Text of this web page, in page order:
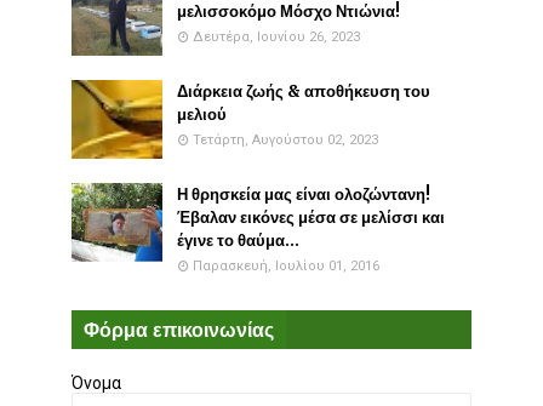
μελισσοκόμο Μόσχο Ντιώνια!
Δευτέρα, Ιουνίου 26, 2023
Διάρκεια ζωής & αποθήκευση του
μελιού
Τετάρτη, Αυγούστου 02, 2023
Η θρησκεία μας είναι ολοζώντανη!
Έβαλαν εικόνες μέσα σε μελίσσι και
έγινε το θαύμα...
Παρασκευή, Ιουλίου 01, 2016
Φόρμα επικοινωνίας
Όνομα